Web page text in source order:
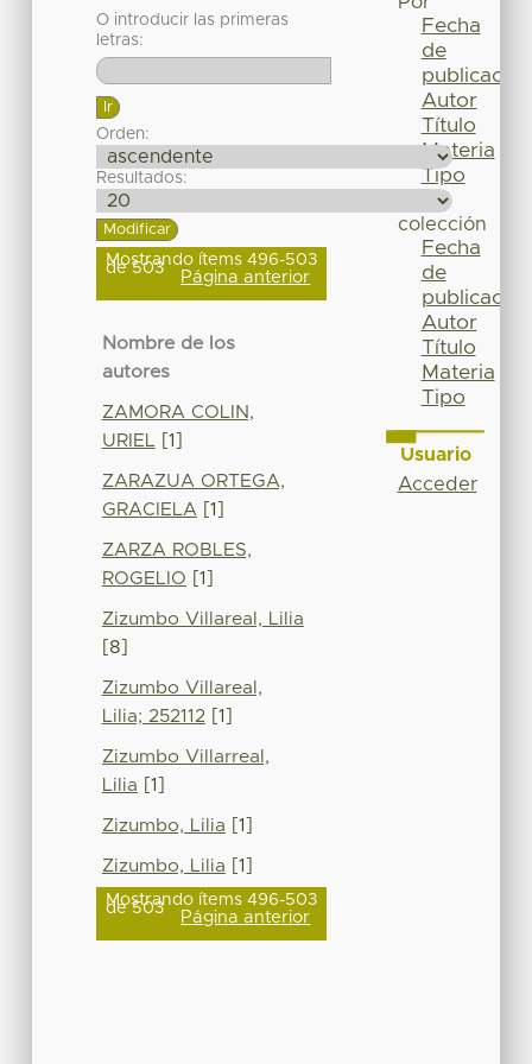
O introducir las primeras
letras:
Orden:
Resultados:
Mostrando ítems 496-503
de 503 Página anterior
Nombre de los
autores
ZAMORA COLIN,
URIEL [1]
ZARAZUA ORTEGA,
GRACIELA [1]
ZARZA ROBLES,
ROGELIO [1]
Zizumbo Villareal, Lilia
[8]
Zizumbo Villareal,
Lilia; 252112 [1]
Zizumbo Villarreal,
Lilia [1]
Zizumbo, Lilia [1]
Zizumbo, Lilia [1]
Mostrando ítems 496-503
de 503 Página anterior
Fecha
de
publicación
Autor
Título
Materia
Tipo
colección
Fecha
de
publicación
Autor
Título
Materia
Tipo
Usuario
Acceder